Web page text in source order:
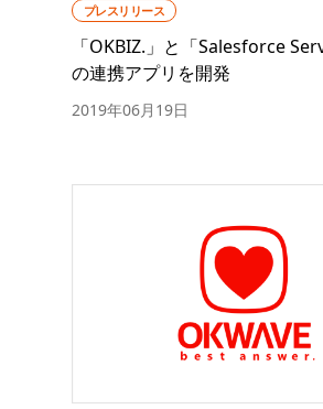
プレスリリース
「OKBIZ.」と「Salesforce
の連携アプリを開発
2019年06月19日